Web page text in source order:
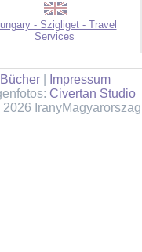
- Szigliget - Travel
Services
Bücher|
Impressum
Civertan Studio